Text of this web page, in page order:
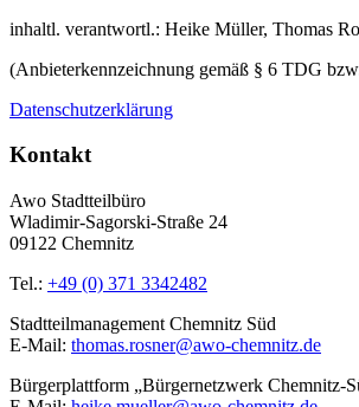
inhaltl. verantwortl.: Heike Müller, Thomas
(Anbieterkennzeichnung gemäß § 6 TDG
Datenschutzerklärung
Kontakt
Awo Stadtteilbüro
Wladimir-Sagorski-Straße 24
09122 Chemnitz
Tel.: +49 (0) 371 3342482
Stadtteilmanagement Chemnitz Süd
E-Mail: thomas.rosner@awo-chemnitz.de
Bürgerplattform „Bürgernetzwerk Chemnitz-